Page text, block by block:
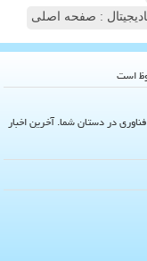
: صفحه اصلی
در دستان شما. آخرین اخبار